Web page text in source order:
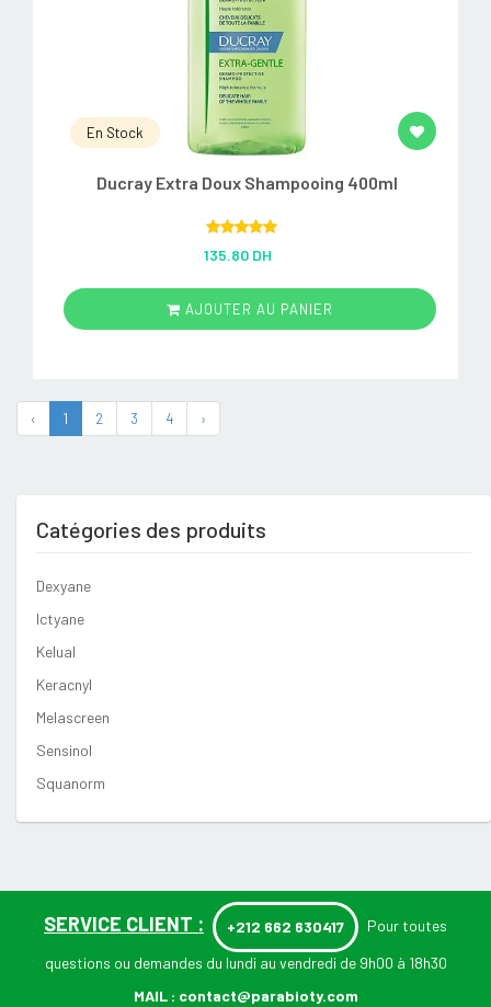
En Stock
Ducray Extra Doux Shampooing 400ml
out of 5
135.80 DH
AJOUTER AU PANIER
‹ 1 2 3 4 ›
Catégories des produits
Dexyane
Ictyane
Kelual
Keracnyl
Melascreen
Sensinol
Squanorm
SERVICE CLIENT : +212 662 630417 Pour toutes
questions ou demandes du lundi au vendredi de 9h00 à 18h30
MAIL : contact@parabioty.com